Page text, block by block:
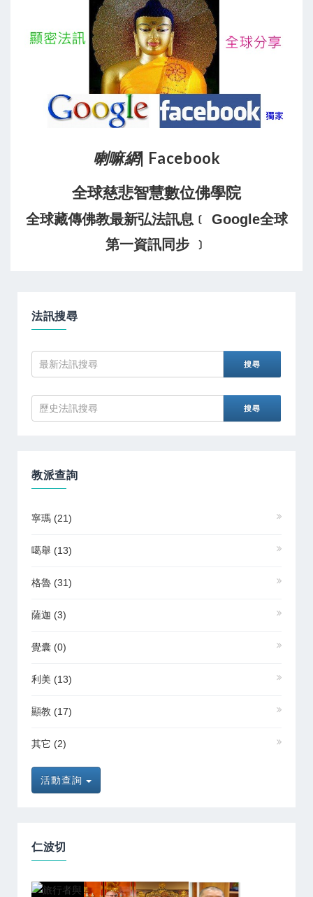
喇嘛網| Facebook
全球慈悲智慧數位佛學院
全球藏傳佛教最新弘法訊息﹝ Google全球
第一資訊同步 ﹞
法訊搜尋
教派查詢
寧瑪 (21)
噶舉 (13)
格魯 (31)
薩迦 (3)
覺囊 (0)
利美 (13)
顯教 (17)
其它 (2)
活動查詢
仁波切